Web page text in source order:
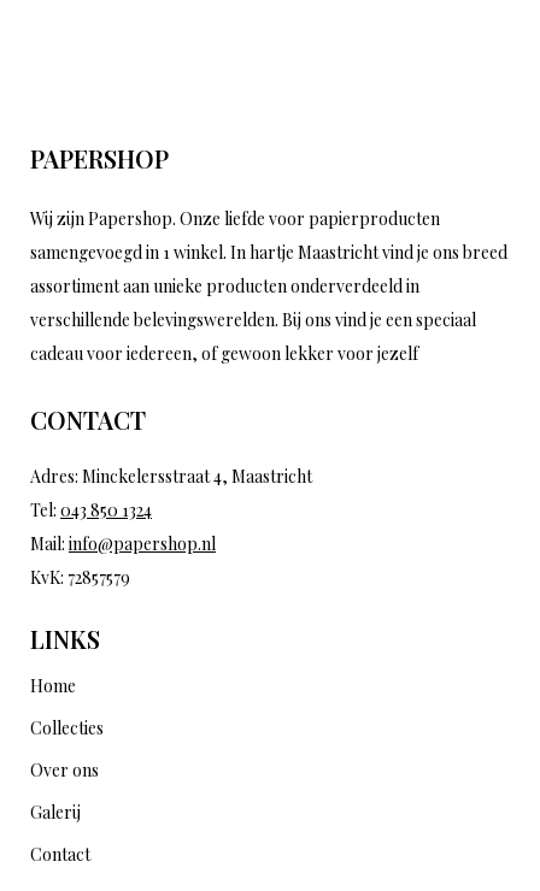
PAPERSHOP
Wij zijn Papershop. Onze liefde voor papierproducten
samengevoegd in 1 winkel. In hartje Maastricht vind je ons breed
assortiment aan unieke producten onderverdeeld in
verschillende belevingswerelden. Bij ons vind je een speciaal
cadeau voor iedereen, of gewoon lekker voor jezelf
CONTACT
Adres: Minckelersstraat 4, Maastricht
Tel: 043 850 1324
Mail: info@papershop.nl
KvK: 72857579
LINKS
Home
Collecties
Over ons
Galerij
Contact